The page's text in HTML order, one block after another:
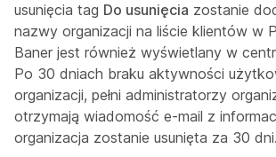
usunięcia tag Do usunięcia zostanie
nazwy organizacji na liście klientów w
Baner jest również wyświetlany w
Po 30 dniach braku aktywności
organizacji, pełni administratorzy
otrzymają wiadomość e-mail z
organizacja zostanie usunięta za 30 dni.